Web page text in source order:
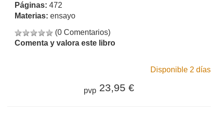
Páginas: 472
Materias: ensayo
(0 Comentarios)
Comenta y valora este libro
Disponible 2 días
pvp 23,95 €